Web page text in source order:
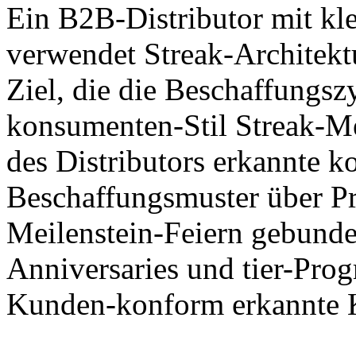
Ein B2B-Distributor mit
verwendet Streak-
Ziel, die die
konsumenten-Stil Streak-
des Distributors erkannte
Beschaffungsmuster über
Meilenstein-Feiern
Anniversaries und tier-
Kunden-konform erkannte